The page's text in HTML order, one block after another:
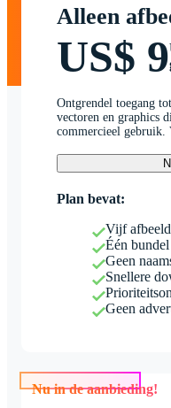
Alleen
US$ 9
Ontgrendel toegang
vectoren en graphics
commercieel gebruik.
Plan bevat:
Vijf
Één
Geen
Snellere
Geen
Nu in de aanbieding!